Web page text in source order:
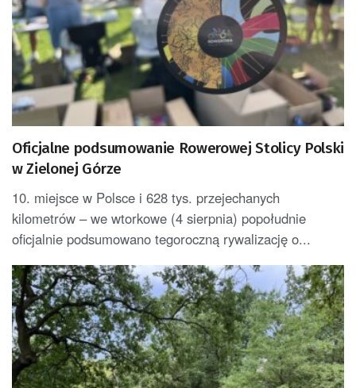
Oficjalne podsumowanie Rowerowej Stolicy Polski
w Zielonej Górze
10. miejsce w Polsce i 628 tys. przejechanych
kilometrów – we wtorkowe (4 sierpnia) popołudnie
oficjalnie podsumowano tegoroczną rywalizację o...